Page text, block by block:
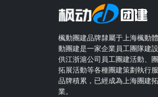
楓動團建品牌隸屬于上海楓動
動團建是一家企業員工團隊建
供江浙滬公司員工團建活動、
拓展活動等各種團建策劃執行
品牌積累，已經成為上海團建
業。